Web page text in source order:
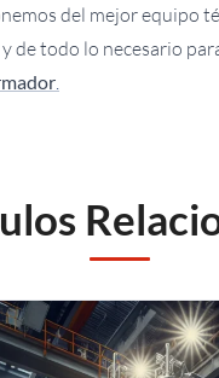
del mejor equipo
de todo lo necesario